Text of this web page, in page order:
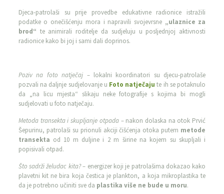
Djeca-patrolaši su prije provedbe edukativne radionice istražili
podatke o onečišćenju mora i napravili svojevrsne „ulaznice za
brod“ te animirali roditelje da sudjeluju u posljednjoj aktivnosti
radionice kako bi joj i sami dali doprinos.
Poziv na foto natječaj – lokalni koordinatori su djecu-patrolaše
pozvali na daljnje sudjelovanje u Foto natječaju te ih se potaknulo
da „na licu mjesta“ slikaju neke fotografije s kojima bi mogli
sudjelovati u foto natječaju.
Metoda transekta i skupljanje otpada – nakon dolaska na otok Prvić
Šepurinu, patrolaši su prionuli akciji čišćenja otoka putem metode
transekta od 10 m duljine i 2 m širine na kojem su skupljali i
popisivali otpad.
Što sadrži želudac kita? – energizer koji je patrolašima dokazao kako
plavetni kit ne bira koja čestica je plankton, a koja mikroplastika te
da je potrebno učiniti sve da plastika više ne bude u moru.